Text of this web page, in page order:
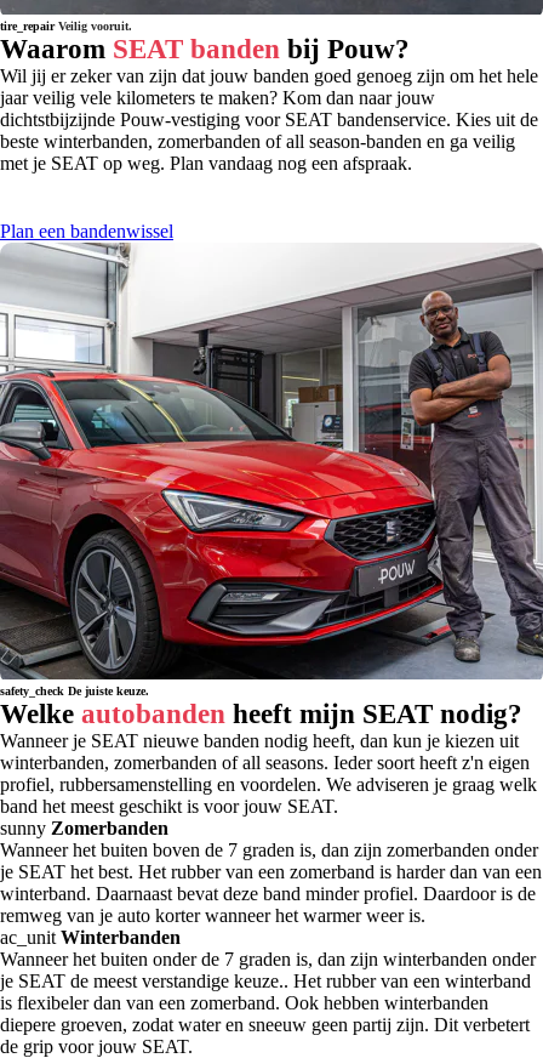
tire_repair Veilig vooruit.
Waarom SEAT banden bij Pouw?
Wil jij er zeker van zijn dat jouw banden goed genoeg zijn om het hele
jaar veilig vele kilometers te maken? Kom dan naar jouw
dichtstbijzijnde Pouw-vestiging voor SEAT bandenservice. Kies uit de
beste winterbanden, zomerbanden of all season-banden en ga veilig
met je SEAT op weg. Plan vandaag nog een afspraak.
Plan een bandenwissel
safety_check De juiste keuze.
Welke autobanden heeft mijn SEAT nodig?
Wanneer je SEAT nieuwe banden nodig heeft, dan kun je kiezen uit
winterbanden, zomerbanden of all seasons. Ieder soort heeft z'n eigen
profiel, rubbersamenstelling en voordelen. We adviseren je graag welk
band het meest geschikt is voor jouw SEAT.
sunny Zomerbanden
Wanneer het buiten boven de 7 graden is, dan zijn zomerbanden onder
je SEAT het best. Het rubber van een zomerband is harder dan van een
winterband. Daarnaast bevat deze band minder profiel. Daardoor is de
remweg van je auto korter wanneer het warmer weer is.
ac_unit Winterbanden
Wanneer het buiten onder de 7 graden is, dan zijn winterbanden onder
je SEAT de meest verstandige keuze.. Het rubber van een winterband
is flexibeler dan van een zomerband. Ook hebben winterbanden
diepere groeven, zodat water en sneeuw geen partij zijn. Dit verbetert
de grip voor jouw SEAT.